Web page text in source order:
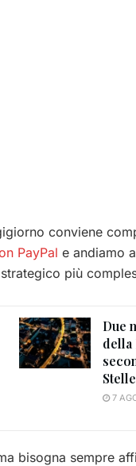
conviene
PayPal e andiamo
più
Due
della
Stelle
7
bisogna sempre